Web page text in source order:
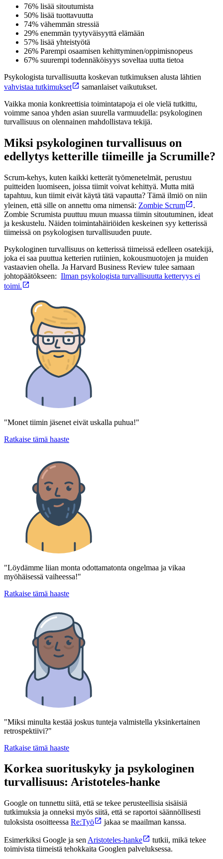
76% lisää sitoutumista
50% lisää tuottavuutta
74% vähemmän stressiä
29% enemmän tyytyväisyyttä elämään
57% lisää yhteistyötä
26% Parempi osaamisen kehittyminen/oppimisnopeus
67% suurempi todennäköisyys soveltaa uutta tietoa
Psykologista turvallisuutta koskevan tutkimuksen alusta lähtien
vahvistaa tutkimukset
samanlaiset vaikutukset.
Vaikka monia konkreettisia toimintatapoja ei ole vielä tutkittu,
voimme sanoa yhden asian suurella varmuudella: psykologinen
turvallisuus on olennainen mahdollistava tekijä.
Miksi psykologinen turvallisuus on
edellytys ketterille tiimeille ja Scrumille?
Scrum-kehys, kuten kaikki ketterät työmenetelmät, perustuu
puitteiden luomiseen, joissa tiimit voivat kehittyä. Mutta mitä
tapahtuu, kun tiimit eivät käytä tätä vapautta? Tämä ilmiö on niin
yleinen, että sille on annettu oma nimensä: Zombie Scrum
.
Zombie Scrumista puuttuu muun muassa tiimin sitoutuminen, ideat
ja keskustelu. Näiden toimintahäiriöiden keskeinen syy ketterissä
tiimeissä on psykologisen turvallisuuden puute.
Psykologinen turvallisuus on ketterissä tiimeissä edelleen osatekijä,
joka ei saa puuttua ketterien rutiinien, kokousmuotojen ja muiden
vastaavien ohella. Ja Harvard Business Review tulee samaan
johtopäätökseen: Ilman psykologista turvallisuutta ketteryys ei
toimi.
"Monet tiimin jäsenet eivät uskalla puhua!"
Ratkaise tämä haaste
"Löydämme liian monta odottamatonta ongelmaa ja vikaa
myöhäisessä vaiheessa!"
Ratkaise tämä haaste
"Miksi minulta kestää joskus tunteja valmistella yksinkertainen
retrospektiivi?"
Ratkaise tämä haaste
Korkea suorituskyky ja psykologinen
turvallisuus: Aristoteles-hanke
Google on tunnettu siitä, että se tekee perusteellisia sisäisiä
tutkimuksia ja onneksi myös siitä, että se raportoi säännöllisesti
tuloksista osoitteessa Re:Työ jakaa se maailman kanssa.
Esimerkiksi Google ja sen Aristoteles-hanke
tutkii, mikä tekee
toimivista tiimeistä tehokkaita Googlen palveluksessa.